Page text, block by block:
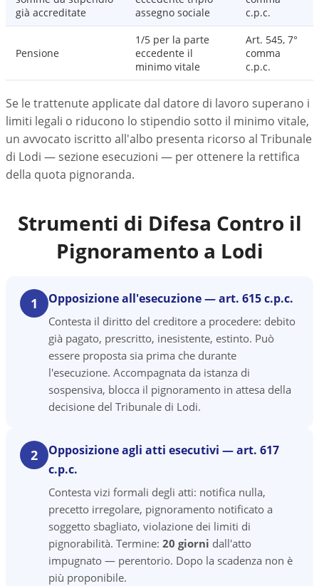
già accreditate
assegno sociale
c.p.c.
Pensione
1/5 per la parte
eccedente il
minimo vitale
Art. 545, 7°
comma
c.p.c.
Se le trattenute applicate dal datore di lavoro superano i
limiti legali o riducono lo stipendio sotto il minimo vitale,
un avvocato iscritto all'albo presenta ricorso al Tribunale
di Lodi — sezione esecuzioni — per ottenere la rettifica
della quota pignoranda.
Strumenti di Difesa Contro il
Pignoramento a Lodi
1 Opposizione all'esecuzione — art. 615 c.p.c.
Contesta il diritto del creditore a procedere: debito
già pagato, prescritto, inesistente, estinto. Può
essere proposta sia prima che durante
l'esecuzione. Accompagnata da istanza di
sospensiva, blocca il pignoramento in attesa della
decisione del Tribunale di Lodi.
2
Opposizione agli atti esecutivi — art. 617
c.p.c.
Contesta vizi formali degli atti: notifica nulla,
precetto irregolare, pignoramento notificato a
soggetto sbagliato, violazione dei limiti di
pignorabilità. Termine: 20 giorni dall'atto
impugnato — perentorio. Dopo la scadenza non è
più proponibile.